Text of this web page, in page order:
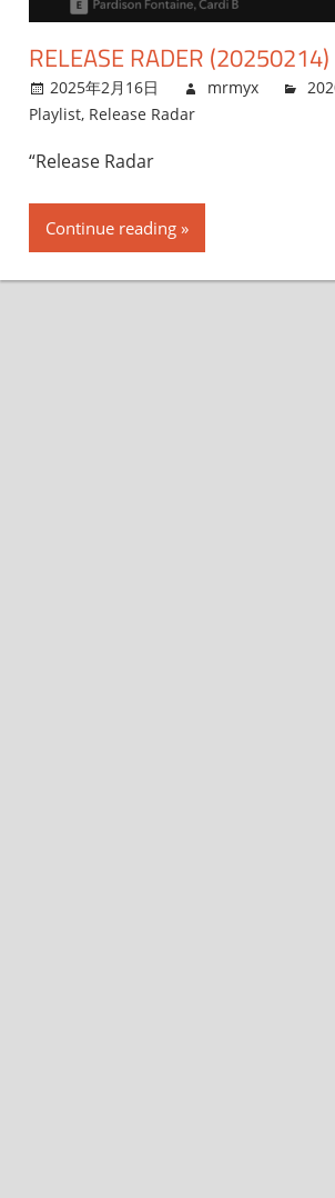
RELEASE RADER
2025年2月16日 mrmyx
Playlist, Release Radar
“Release Radar
Continue reading